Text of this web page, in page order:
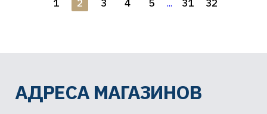
1 2 3 4 5 ... 31 32
АДРЕСА МАГАЗИНОВ